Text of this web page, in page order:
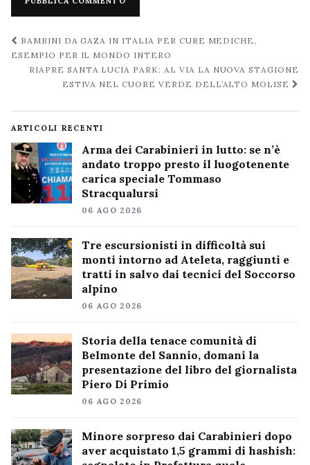
Navigazione
post
BAMBINI DA GAZA IN ITALIA PER CURE MEDICHE,
ESEMPIO PER IL MONDO INTERO
RIAPRE SANTA LUCIA PARK: AL VIA LA NUOVA STAGIONE
ESTIVA NEL CUORE VERDE DELL’ALTO MOLISE
ARTICOLI RECENTI
Arma dei Carabinieri in lutto: se n’è
andato troppo presto il luogotenente
carica speciale Tommaso
Stracqualursi
06 AGO 2026
Tre escursionisti in difficoltà sui
monti intorno ad Ateleta, raggiunti e
tratti in salvo dai tecnici del Soccorso
alpino
06 AGO 2026
Storia della tenace comunità di
Belmonte del Sannio, domani la
presentazione del libro del giornalista
Piero Di Primio
06 AGO 2026
Minore sorpreso dai Carabinieri dopo
aver acquistato 1,5 grammi di hashish: